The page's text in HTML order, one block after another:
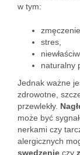
w tym:
zmęczenie,
stres,
naturalny
Jednak ważne
zdrowotne,
przewlekły.
może być
nerkami czy
alergicznych
swędzenie czy